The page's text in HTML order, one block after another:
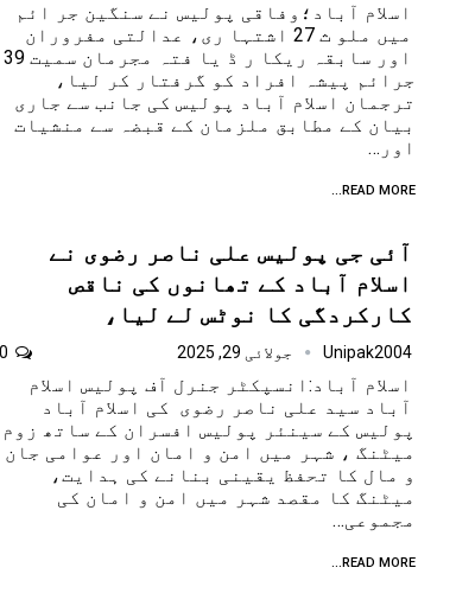
اسلام آباد؛وفاقی پولیس نے سنگین جر ائم
میں ملو ث 27 اشتہا ری، عدالتی مفروران
جرائم پیشہ افراد کو گرفتار کر لیا،
ترجمان اسلام آباد پولیس کی جانب سے جاری
بیان کے مطابق ملزمان کے قبضہ سے منشیات
اور…
READ MORE...
آئی جی پولیس علی ناصر رضوی نے
اسلام آباد کے تھانوں کی ناقص
کارکردگی کا نوٹس لے لیا،
Unipak2004 جولائی 29, 2025
اسلام آباد:انسپکٹر جنرل آف پولیس اسلام
آباد سید علی ناصر رضوی کی اسلام آباد
پولیس کے سینئر پولیس افسران کے ساتھ زوم
میٹنگ ، شہر میں امن و امان اور عوامی جان
و مال کا تحفظ یقینی بنانے کی ہدایت،
میٹنگ کا مقصد شہر میں امن و امان کی
مجموعی…
READ MORE...